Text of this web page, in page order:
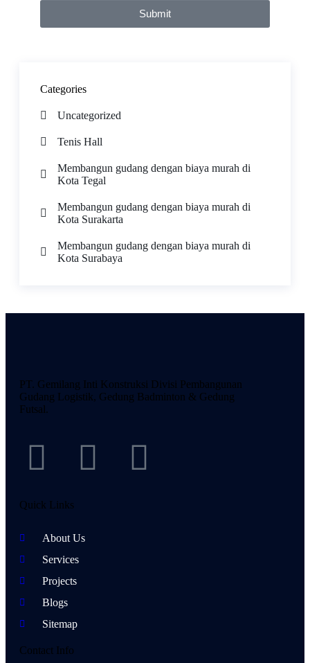
Submit
Categories
Uncategorized
Tenis Hall
Membangun gudang dengan biaya murah di
Kota Tegal
Membangun gudang dengan biaya murah di
Kota Surakarta
Membangun gudang dengan biaya murah di
Kota Surabaya
PT. Gemilang Inti Konstruksi Divisi Pembangunan
Gudang Logistik, Gedung Badminton & Gedung
Futsal.
Quick Links
About Us
Services
Projects
Blogs
Sitemap
Contact Info